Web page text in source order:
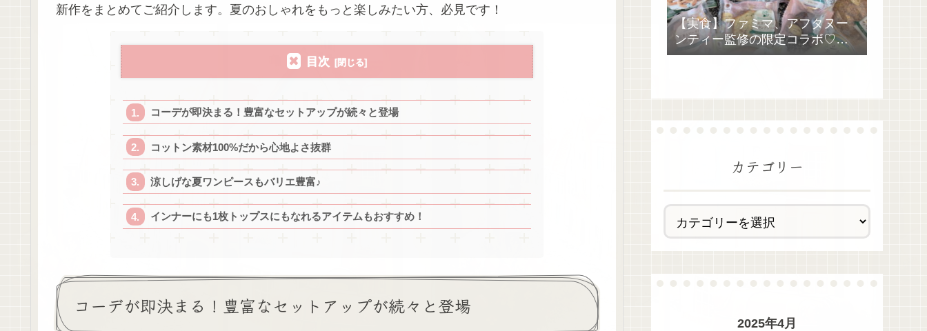
新作をまとめてご紹介します。夏のおしゃれをもっと楽しみたい方、必見です！
目次
コーデが即決まる！豊富なセットアップが続々と登場
コットン素材100%だから心地よさ抜群
涼しげな夏ワンピースもバリエ豊富♪
インナーにも1枚トップスにもなれるアイテムもおすすめ！
コーデが即決まる！豊富なセットアップが続々と登場
【実食】ファミマ、アフタヌー
ンティー監修の限定コラボ♡過
去最多全28種類が絶品過ぎた！
カテゴリー
2025年4月